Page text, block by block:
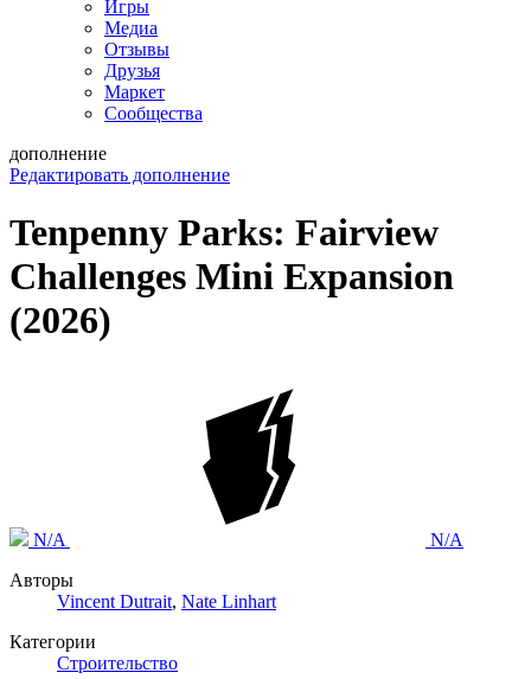
Игры
Медиа
Отзывы
Друзья
Маркет
Сообщества
дополнение
Редактировать дополнение
Tenpenny Parks: Fairview
Challenges Mini Expansion
(2026)
N/A
N/A
Авторы
Vincent Dutrait, Nate Linhart
Категории
Строительство